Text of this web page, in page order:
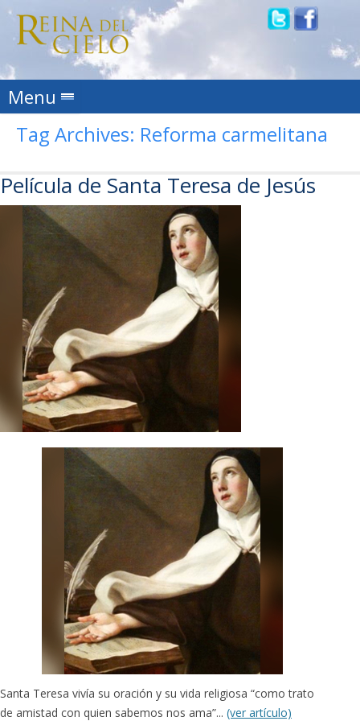
Menu Skip to content
Tag Archives: Reforma carmelitana
Película de Santa Teresa de Jesús
Santa Teresa vivía su oración y su vida religiosa “como trato
de amistad con quien sabemos nos ama”... (ver artículo)